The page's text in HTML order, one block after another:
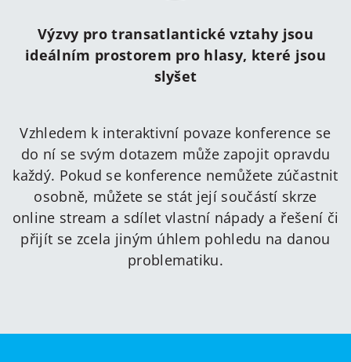
Výzvy pro transatlantické vztahy jsou
ideálním prostorem pro hlasy, které jsou
slyšet
Vzhledem k interaktivní povaze konference se
do ní se svým dotazem může zapojit opravdu
každý. Pokud se konference nemůžete zúčastnit
osobně, můžete se stát její součástí skrze
online stream a sdílet vlastní nápady a řešení či
přijít se zcela jiným úhlem pohledu na danou
problematiku.